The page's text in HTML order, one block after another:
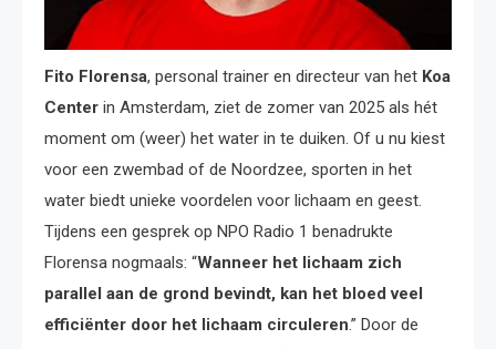
Fito Florensa, personal trainer en directeur van het Koa
Center in Amsterdam, ziet de zomer van 2025 als hét
moment om (weer) het water in te duiken. Of u nu kiest
voor een zwembad of de Noordzee, sporten in het
water biedt unieke voordelen voor lichaam en geest.
Tijdens een gesprek op NPO Radio 1 benadrukte
Florensa nogmaals: “Wanneer het lichaam zich
parallel aan de grond bevindt, kan het bloed veel
efficiënter door het lichaam circuleren.” Door de